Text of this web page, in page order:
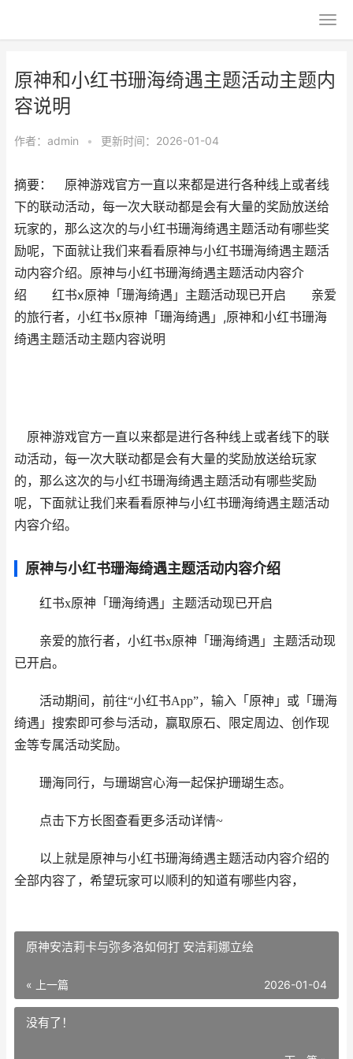
原神和小红书珊海绮遇主题活动主题内
容说明
作者： admin • 更新时间：2026-01-04
摘要： 原神游戏官方一直以来都是进行各种线上或者线
下的联动活动，每一次大联动都是会有大量的奖励放送给
玩家的，那么这次的与小红书珊海绮遇主题活动有哪些奖
励呢，下面就让我们来看看原神与小红书珊海绮遇主题活
动内容介绍。原神与小红书珊海绮遇主题活动内容介
绍 红书x原神「珊海绮遇」主题活动现已开启 亲爱
的旅行者，小红书x原神「珊海绮遇」,原神和小红书珊海
绮遇主题活动主题内容说明
原神游戏官方一直以来都是进行各种线上或者线下的联
动活动，每一次大联动都是会有大量的奖励放送给玩家
的，那么这次的与小红书珊海绮遇主题活动有哪些奖励
呢，下面就让我们来看看原神与小红书珊海绮遇主题活动
内容介绍。
原神与小红书珊海绮遇主题活动内容介绍
红书x原神「珊海绮遇」主题活动现已开启
亲爱的旅行者，小红书x原神「珊海绮遇」主题活动现
已开启。
活动期间，前往“小红书App”，输入「原神」或「珊海
绮遇」搜索即可参与活动，赢取原石、限定周边、创作现
金等专属活动奖励。
珊海同行，与珊瑚宫心海一起保护珊瑚生态。
点击下方长图查看更多活动详情~
以上就是原神与小红书珊海绮遇主题活动内容介绍的
全部内容了，希望玩家可以顺利的知道有哪些内容，
原神安洁莉卡与弥多洛如何打 安洁莉娜立绘
« 上一篇 2026-01-04
没有了！